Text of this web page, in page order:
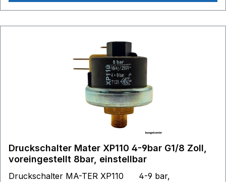
Druckschalter Mater XP110 4-9bar G1/8 Zoll,
voreingestellt 8bar, einstellbar
Druckschalter MA-TER XP110 4-9 bar,